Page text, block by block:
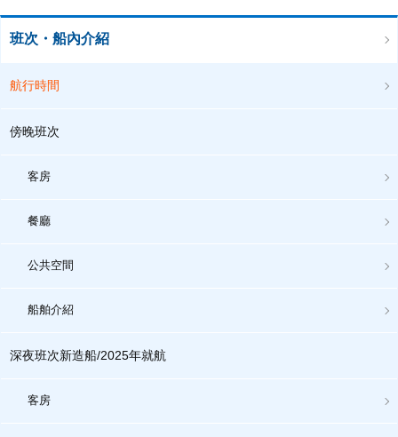
班次・船內介紹
航行時間
傍晚班次
客房
餐廳
公共空間
船舶介紹
深夜班次新造船/2025年就航
客房